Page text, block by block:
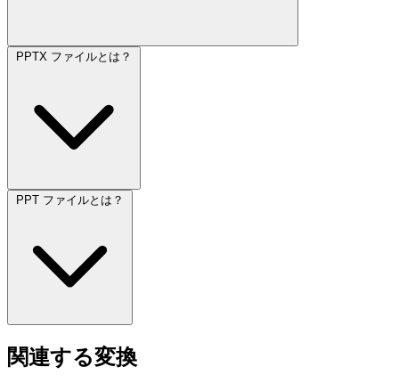
PPTX ファイルとは？
PPT ファイルとは？
関連する変換